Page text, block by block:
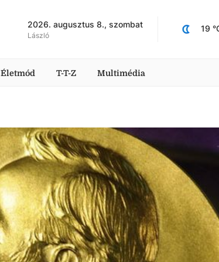
2026. augusztus 8., szombat
László
19
Életmód T-T-Z Multimédia